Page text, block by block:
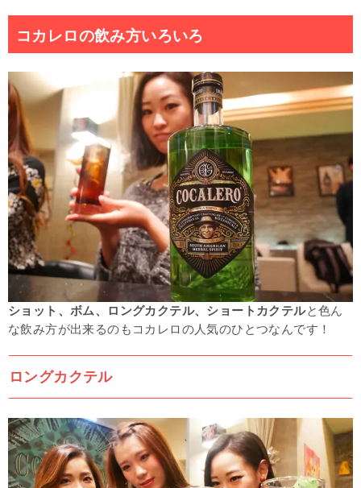
コカレロの飲み方いろいろ
ショット、ボム、ロングカクテル、ショートカクテルと色ん
な飲み方が出来るのもコカレロの人気のひとつなんです！
ロングカクテル